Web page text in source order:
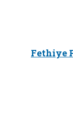
Fethiye